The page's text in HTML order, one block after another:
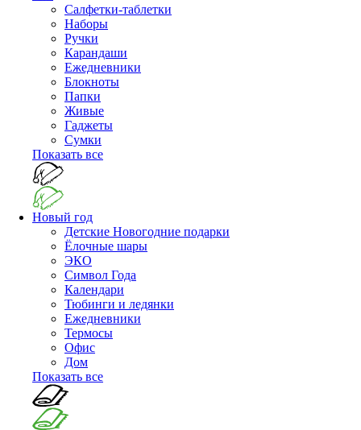
Салфетки-таблетки
Наборы
Ручки
Карандаши
Ежедневники
Блокноты
Папки
Живые
Гаджеты
Сумки
Показать все
Новый год
Детские Новогодние подарки
Ёлочные шары
ЭКО
Символ Года
Календари
Тюбинги и ледянки
Ежедневники
Термосы
Офис
Дом
Показать все